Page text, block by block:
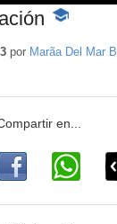
-
educativo
por Marã­a Del Mar B.